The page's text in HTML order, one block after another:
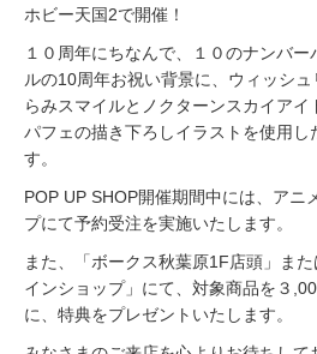
ホビー天国2で開催！
１０周年にちなんで、１０のナンバ
ルの10周年お祝い背景に、ウィッシ
らみスマイルとノクターンスカイア
パフェの描き下ろしイラストを使用し
す。
POP UP SHOP開催期間中には、アニ
プにて予約受注を実施いたします。
また、「ボークス秋葉原1F店頭」ま
インショップ」にて、対象商品を３
に、特典をプレゼントいたします。